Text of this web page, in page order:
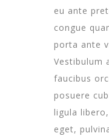
eu ante
congue
porta ante
Vestibulum
faucibus
posuere
ligula
eget,